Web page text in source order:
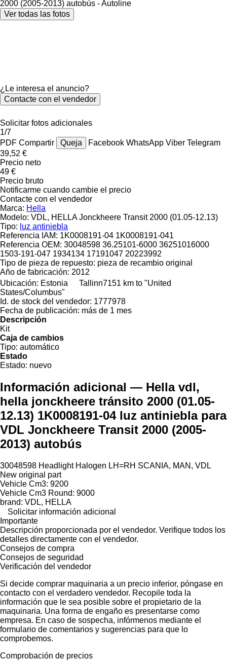
Ver todas las fotos
¿Le interesa el anuncio?
Contacte con el vendedor
Solicitar fotos adicionales
1/7
PDF Compartir Queja Facebook WhatsApp Viber Telegram
39,52 €
Precio neto
49 €
Precio bruto
Notificarme cuando cambie el precio
Contacte con el vendedor
Marca: Hella
Modelo: VDL, HELLA Jonckheere Transit 2000 (01.05-12.13)
Tipo: luz antiniebla
Referencia IAM: 1K0008191-04 1K0008191-041
Referencia OEM: 30048598 36.25101-6000 36251016000
1503-191-047 1934134 17191047 20223992
Tipo de pieza de repuesto: pieza de recambio original
Año de fabricación: 2012
Ubicación: Estonia Tallinn7151 km to "United
States/Columbus"
Id. de stock del vendedor: 1777978
Fecha de publicación: más de 1 mes
Descripción
Kit
Caja de cambios
Tipo: automático
Estado
Estado: nuevo
Información adicional — Hella vdl,
hella jonckheere tránsito 2000 (01.05-
12.13) 1K0008191-04 luz antiniebla para
VDL Jonckheere Transit 2000 (2005-
2013) autobús
30048598 Headlight Halogen LH=RH SCANIA, MAN, VDL
New original part
Vehicle Cm3: 9200
Vehicle Cm3 Round: 9000
brand: VDL, HELLA
Solicitar información adicional
Importante
Descripción proporcionada por el vendedor. Verifique todos los
detalles directamente con el vendedor.
Consejos de compra
Consejos de seguridad
Verificación del vendedor
Si decide comprar maquinaria a un precio inferior, póngase en
contacto con el verdadero vendedor. Recopile toda la
información que le sea posible sobre el propietario de la
maquinaria. Una forma de engaño es presentarse como
empresa. En caso de sospecha, infórmenos mediante el
formulario de comentarios y sugerencias para que lo
comprobemos.
Comprobación de precios